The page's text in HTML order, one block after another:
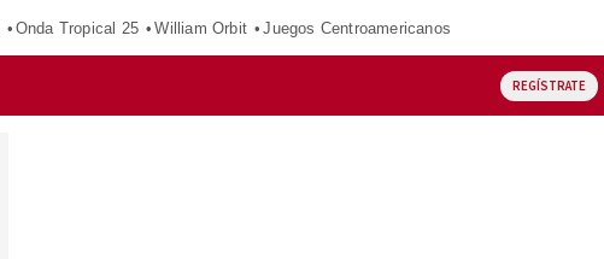
Onda Tropical 25 William Orbit Juegos Centroamericanos
REGÍSTRATE